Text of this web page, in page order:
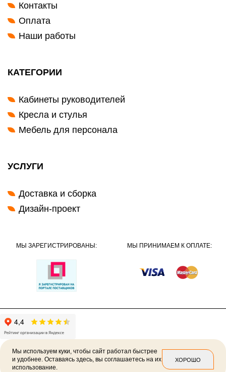
Контакты
Оплата
Наши работы
КАТЕГОРИИ
Кабинеты руководителей
Кресла и стулья
Мебель для персонала
УСЛУГИ
Доставка и сборка
Дизайн-проект
МЫ ЗАРЕГИСТРИРОВАНЫ: МЫ ПРИНИМАЕМ К ОПЛАТЕ:
2026 © Политика конфиденциальности
Мы используем куки, чтобы сайт работал быстрее
и удобнее. Оставаясь здесь, вы соглашаетесь на их
использование.
ХОРОШО